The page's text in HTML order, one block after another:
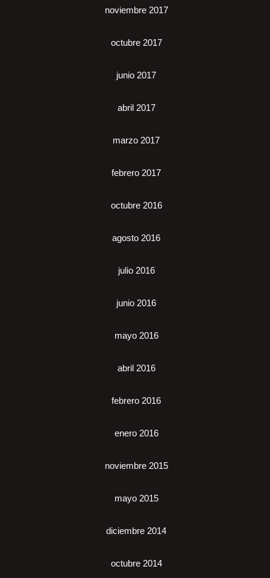
noviembre 2017
octubre 2017
junio 2017
abril 2017
marzo 2017
febrero 2017
octubre 2016
agosto 2016
julio 2016
junio 2016
mayo 2016
abril 2016
febrero 2016
enero 2016
noviembre 2015
mayo 2015
diciembre 2014
octubre 2014